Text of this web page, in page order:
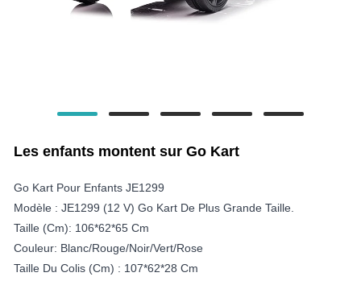
Les enfants montent sur Go Kart
Go Kart Pour Enfants JE1299
Modèle : JE1299 (12 V) Go Kart De Plus Grande Taille.
Taille (cm): 106*62*65 Cm
Couleur: Blanc/rouge/noir/vert/rose
Taille Du Colis (cm) : 107*62*28 Cm